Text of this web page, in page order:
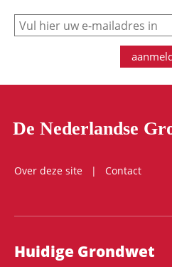
e-
De Nederlandse
Over deze site
Contact
Hoofdnavigatie
Huidige Grondwet